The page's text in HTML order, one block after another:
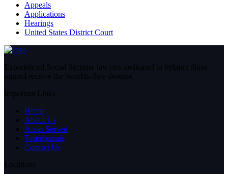
Appeals
Applications
Hearings
United States District Court
Experienced Social Security lawyers dedicated to helping those
injured receive the benefits they deserve.
Important Links
Home
About Us
Areas Served
Testimonials
Contact Us
Locations